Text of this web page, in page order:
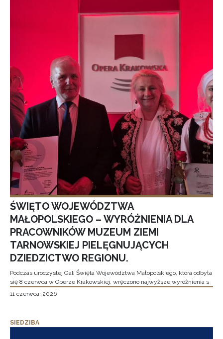
ŚWIĘTO WOJEWÓDZTWA
MAŁOPOLSKIEGO – WYRÓŻNIENIA DLA
PRACOWNIKÓW MUZEUM ZIEMI
TARNOWSKIEJ PIELĘGNUJĄCYCH
DZIEDZICTWO REGIONU.
Podczas uroczystej Gali Święta Województwa Małopolskiego, która odbyła
się 8 czerwca w Operze Krakowskiej, wręczono najwyższe wyróżnienia s
11 czerwca, 2026
SIEDZIBA